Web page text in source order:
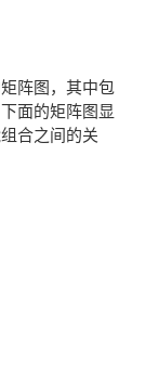
阵图，其中包
面的矩阵图显
合之间的关